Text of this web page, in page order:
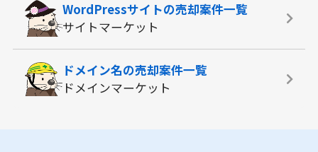
WordPressサイトの売却案件一覧
サイトマーケット
ドメイン名の売却案件一覧
ドメインマーケット